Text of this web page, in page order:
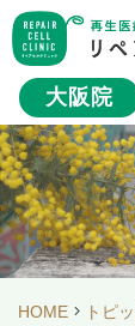
大阪院
HOME トピ